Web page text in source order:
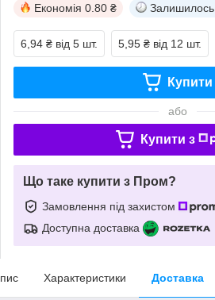
Економія 0.80 ₴ Залишилось
6,94 ₴ від 5 шт. 5,95 ₴ від 12 шт.
Купити
або
Купити з
Що таке купити з Пром?
Замовлення під захистом
Доступна доставка
Характеристики Доставка